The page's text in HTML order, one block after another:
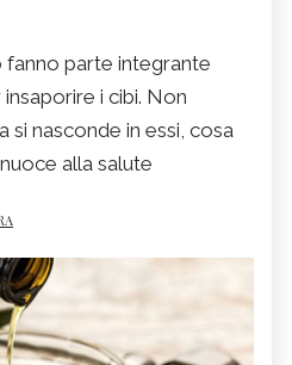
fanno parte integrante
i cibi. Non
si nasconde in essi, cosa
alla salute